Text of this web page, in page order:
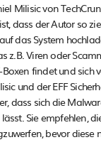
Milisic von
dass der Autor so
das System
z.B. Viren oder
findet und sich
und der EFF
dass sich die
Sie empfehlen,
bevor diese